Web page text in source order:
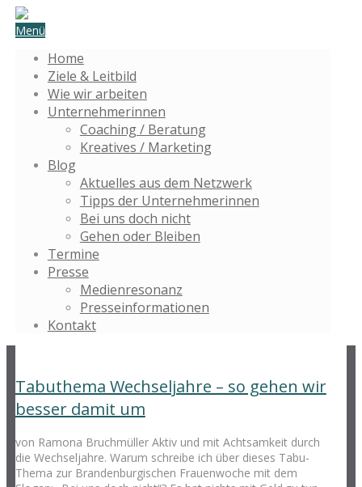
Menü
Home
Ziele & Leitbild
Wie wir arbeiten
Unternehmerinnen
Coaching / Beratung
Kreatives / Marketing
Blog
Aktuelles aus dem Netzwerk
Tipps der Unternehmerinnen
Bei uns doch nicht
Gehen oder Bleiben
Termine
Presse
Medienresonanz
Presseinformationen
Kontakt
Tabuthema Wechseljahre – so gehen wir
besser damit um
von Ramona Bruchmüller Aktiv und mit Achtsamkeit durch
die Wechseljahre. Warum schreibe ich über dieses Tabu-
Thema zur Brandenburgischen Frauenwoche mit dem